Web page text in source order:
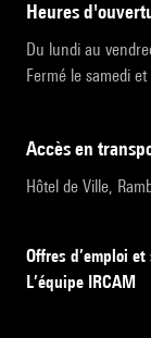
heures
Du lundi au
Fermé le samedi
accès en
Hôtel de Ville,
Offres d’emploi et
L’équipe IRCAM